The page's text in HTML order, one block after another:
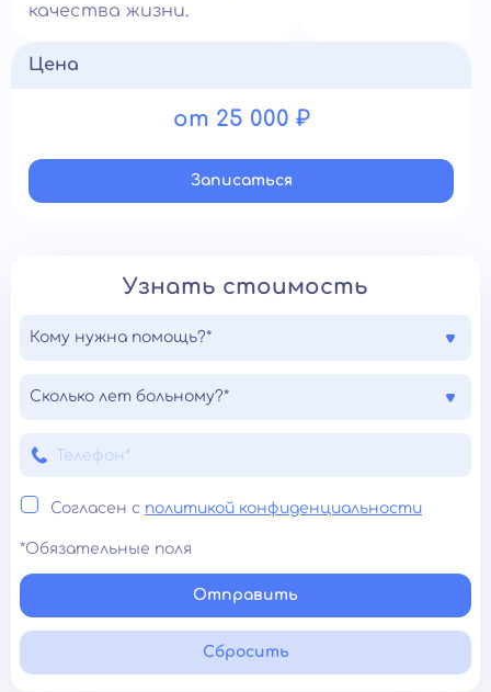
качества жизни.
Цена
от 25 000 ₽
Записатьcя
Узнать стоимость
Кому нужна помощь?*
Сколько лет больному?*
Согласен с политикой конфиденциальности
*Обязательные поля
Отправить
Сбросить